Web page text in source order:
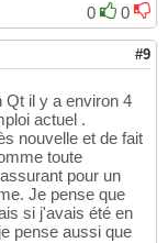
0
0
#9
Qt il y a environ 4
actuel .
nouvelle et de fait
toute
pour un
Je pense que
si j'avais été en
pense aussi que